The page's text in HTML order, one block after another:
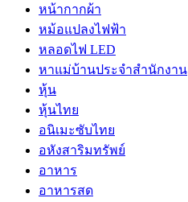
หน้ากากผ้า
หม้อแปลงไฟฟ้า
หลอดไฟ LED
หาแม่บ้านประจำสำนักงาน
หุ้น
หุ้นไทย
อนิเมะซับไทย
อหังสาริมทรัพย์
อาหาร
อาหารสด